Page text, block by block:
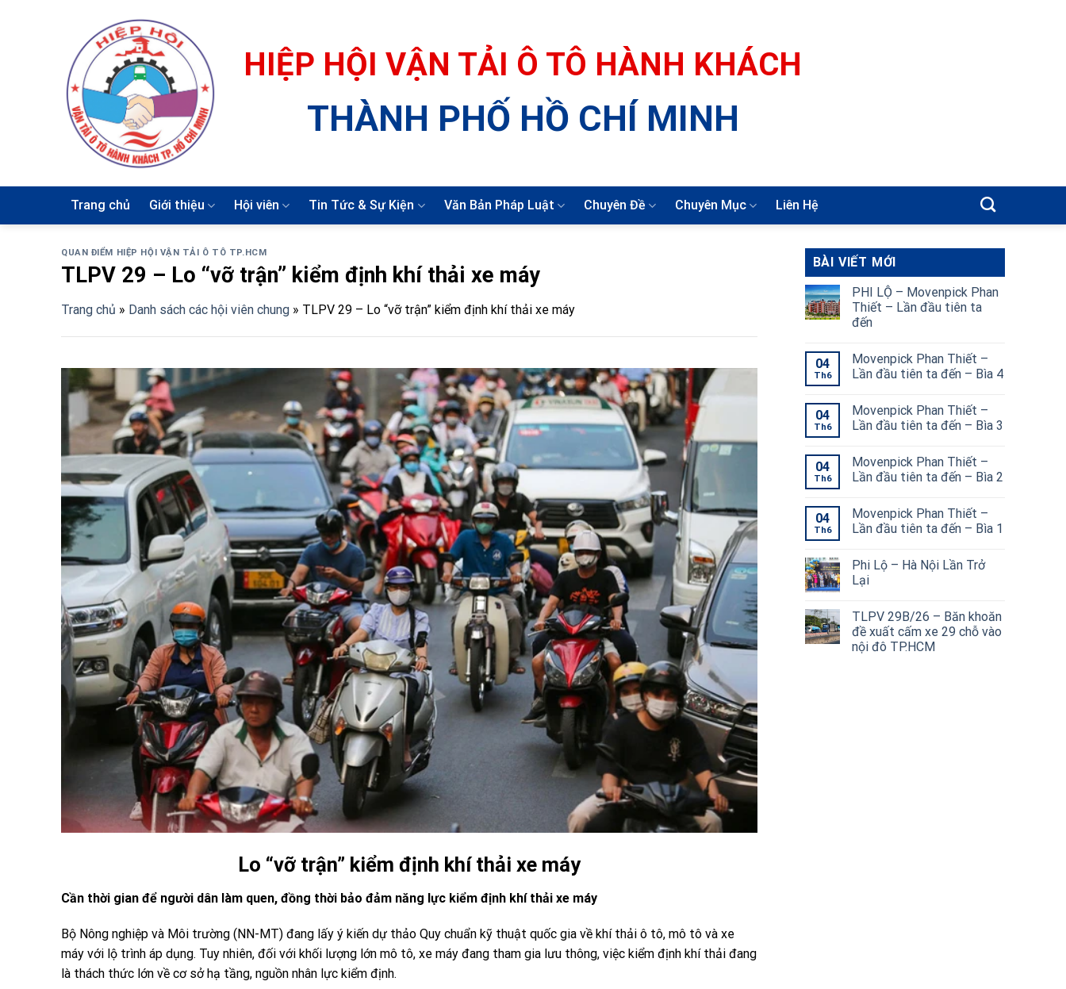
HIỆP HỘI VẬN TẢI Ô TÔ HÀNH KHÁCH
THÀNH PHỐ HỒ CHÍ MINH
Trang chủ Giới thiệu Hội viên Tin Tức & Sự Kiện Văn Bản Pháp Luật Chuyên Đề Chuyên Mục Liên Hệ
QUAN ĐIỂM HIỆP HỘI VẬN TẢI Ô TÔ TP.HCM
TLPV 29 – Lo “vỡ trận” kiểm định khí thải xe máy
Trang chủ » Danh sách các hội viên chung » TLPV 29 – Lo “vỡ trận” kiểm định khí thải xe máy
Lo “vỡ trận” kiểm định khí thải xe máy
Cần thời gian để người dân làm quen, đồng thời bảo đảm năng lực kiểm định khí thải xe máy
Bộ Nông nghiệp và Môi trường (NN-MT) đang lấy ý kiến dự thảo Quy chuẩn kỹ thuật quốc gia về khí thải ô tô, mô tô và xe
máy với lộ trình áp dụng. Tuy nhiên, đối với khối lượng lớn mô tô, xe máy đang tham gia lưu thông, việc kiểm định khí thải đang
là thách thức lớn về cơ sở hạ tầng, nguồn nhân lực kiểm định.
BÀI VIẾT MỚI
PHI LỘ – Movenpick Phan
Thiết – Lần đầu tiên ta
đến
04
Th6
Movenpick Phan Thiết –
Lần đầu tiên ta đến – Bìa 4
04
Th6
Movenpick Phan Thiết –
Lần đầu tiên ta đến – Bìa 3
04
Th6
Movenpick Phan Thiết –
Lần đầu tiên ta đến – Bìa 2
04
Th6
Movenpick Phan Thiết –
Lần đầu tiên ta đến – Bìa 1
Phi Lộ – Hà Nội Lần Trở
Lại
TLPV 29B/26 – Băn khoăn
đề xuất cấm xe 29 chỗ vào
nội đô TP.HCM